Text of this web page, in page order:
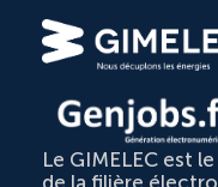
Le GIMELEC est
de la filière